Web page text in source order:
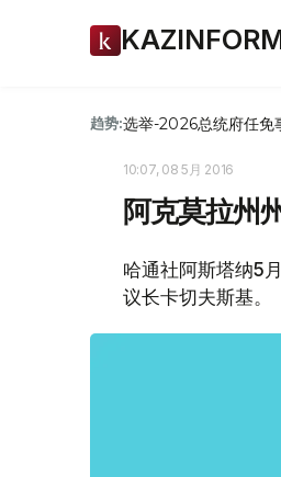
趋势:选举-2026总统府任免
10:07, 08 5月 2016
阿克莫拉州
哈通社阿斯塔纳5
议长卡切夫斯基。